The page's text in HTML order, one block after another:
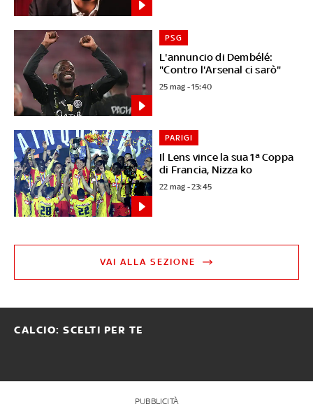
L'annuncio di Dembélé:
"Contro l'Arsenal ci sarò"
PSG
25 mag - 15:40
Il Lens vince la sua 1ª Coppa
di Francia, Nizza ko
PARIGI
22 mag - 23:45
VAI ALLA SEZIONE
CALCIO: SCELTI PER TE
PUBBLICITÀ